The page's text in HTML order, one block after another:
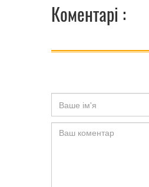
Коментарі :